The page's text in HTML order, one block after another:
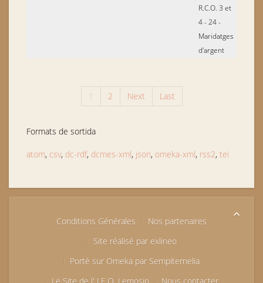
R.C.O. 3 et
4 - 24 -
Maridatges
d'argent
1 2 Next Last
Formats de sortida
atom, csv, dc-rdf, dcmes-xml, json, omeka-xml, rss2, tei
Conditions Générales
Nos partenaires
Site réalisé par exlineo
Porté sur Omeka par Sempiternelia